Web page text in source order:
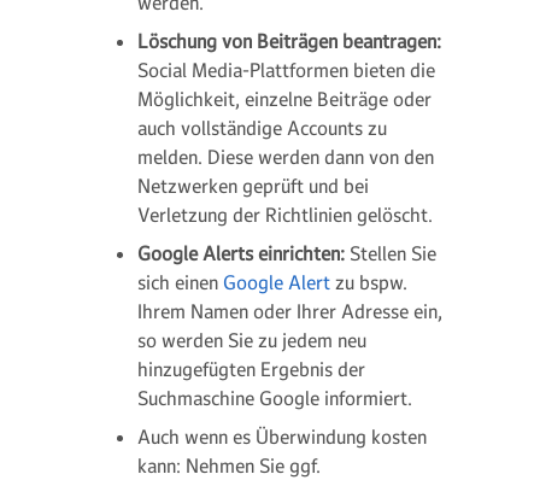
Löschung von Beiträgen beantragen:
Social Media-Plattformen bieten die
Möglichkeit, einzelne Beiträge oder
auch vollständige Accounts zu
melden. Diese werden dann von den
Netzwerken geprüft und bei
Verletzung der Richtlinien gelöscht.
Google Alerts einrichten: Stellen Sie
sich einen Google Alert zu bspw.
Ihrem Namen oder Ihrer Adresse ein,
so werden Sie zu jedem neu
hinzugefügten Ergebnis der
Suchmaschine Google informiert.
Auch wenn es Überwindung kosten
kann: Nehmen Sie ggf.